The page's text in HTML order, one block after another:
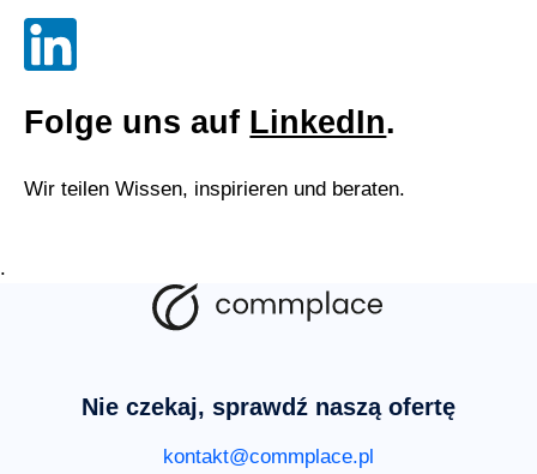
Folge uns auf LinkedIn.
Wir teilen Wissen, inspirieren und beraten.
.
Nie czekaj, sprawdź naszą ofertę
kontakt@commplace.pl